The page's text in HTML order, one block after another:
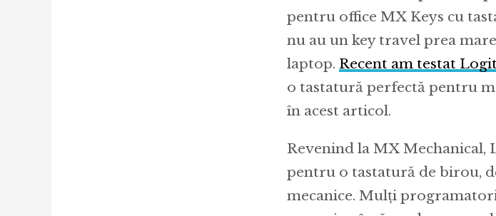
pentru office MX Keys cu
nu au un key travel prea
laptop. Recent am testat
o tastatură perfectă pentru
în acest articol.
Revenind la MX Mechanical,
pentru o tastatură de birou,
mecanice. Mulți